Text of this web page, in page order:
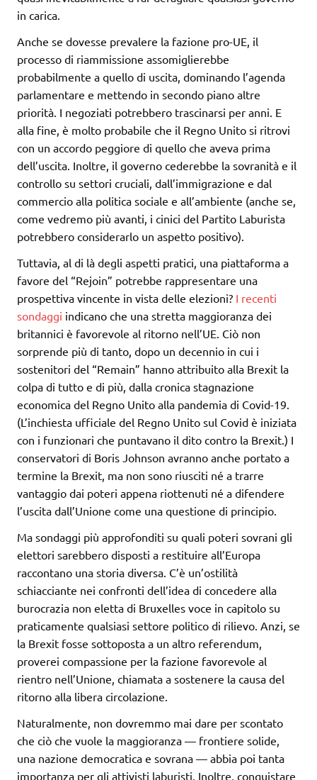
in carica.
Anche se dovesse prevalere la fazione pro-UE, il
processo di riammissione assomiglierebbe
probabilmente a quello di uscita, dominando l’agenda
parlamentare e mettendo in secondo piano altre
priorità. I negoziati potrebbero trascinarsi per anni. E
alla fine, è molto probabile che il Regno Unito si ritrovi
con un accordo peggiore di quello che aveva prima
dell’uscita. Inoltre, il governo cederebbe la sovranità e il
controllo su settori cruciali, dall’immigrazione e dal
commercio alla politica sociale e all’ambiente (anche se,
come vedremo più avanti, i cinici del Partito Laburista
potrebbero considerarlo un aspetto positivo).
Tuttavia, al di là degli aspetti pratici, una piattaforma a
favore del “Rejoin” potrebbe rappresentare una
prospettiva vincente in vista delle elezioni? I recenti
sondaggi indicano che una stretta maggioranza dei
britannici è favorevole al ritorno nell’UE. Ciò non
sorprende più di tanto, dopo un decennio in cui i
sostenitori del “Remain” hanno attribuito alla Brexit la
colpa di tutto e di più, dalla cronica stagnazione
economica del Regno Unito alla pandemia di Covid-19.
(L’inchiesta ufficiale del Regno Unito sul Covid è iniziata
con i funzionari che puntavano il dito contro la Brexit.) I
conservatori di Boris Johnson avranno anche portato a
termine la Brexit, ma non sono riusciti né a trarre
vantaggio dai poteri appena riottenuti né a difendere
l’uscita dall’Unione come una questione di principio.
Ma sondaggi più approfonditi su quali poteri sovrani gli
elettori sarebbero disposti a restituire all’Europa
raccontano una storia diversa. C’è un’ostilità
schiacciante nei confronti dell’idea di concedere alla
burocrazia non eletta di Bruxelles voce in capitolo su
praticamente qualsiasi settore politico di rilievo. Anzi, se
la Brexit fosse sottoposta a un altro referendum,
proverei compassione per la fazione favorevole al
rientro nell’Unione, chiamata a sostenere la causa del
ritorno alla libera circolazione.
Naturalmente, non dovremmo mai dare per scontato
che ciò che vuole la maggioranza — frontiere solide,
una nazione democratica e sovrana — abbia poi tanta
importanza per gli attivisti laburisti. Inoltre, conquistare